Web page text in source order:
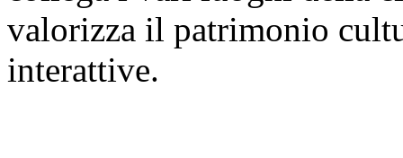
valorizza il patrimonio
interattive.